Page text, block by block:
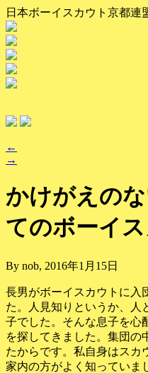
日本ボーイスカウト京都
←
→
かけがえの
てのボーイ
By nob, 2016年1月15日
長男がボーイスカウトに入
た。
人見知りというか、人
子でした。 そんな息子を心
を探してきました。 集団の
たからです。 私自身はスカ
家内の方がよく知っていま